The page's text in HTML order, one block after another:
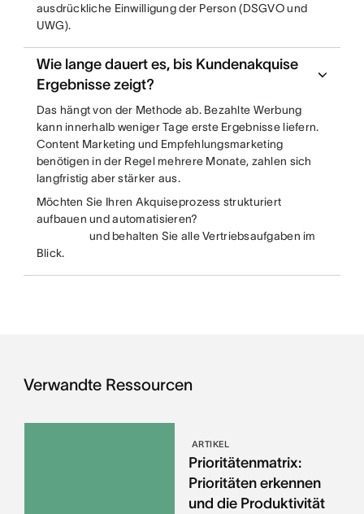
ausdrückliche Einwilligung der Person (DSGVO und
UWG).
Wie lange dauert es, bis Kundenakquise
Ergebnisse zeigt?
Das hängt von der Methode ab. Bezahlte Werbung
kann innerhalb weniger Tage erste Ergebnisse liefern.
Content Marketing und Empfehlungsmarketing
benötigen in der Regel mehrere Monate, zahlen sich
langfristig aber stärker aus.
Möchten Sie Ihren Akquiseprozess strukturiert
aufbauen und automatisieren?
und behalten Sie alle Vertriebsaufgaben im
Blick.
Verwandte Ressourcen
ARTIKEL
Prioritätenmatrix:
Prioritäten erkennen
und die Produktivität